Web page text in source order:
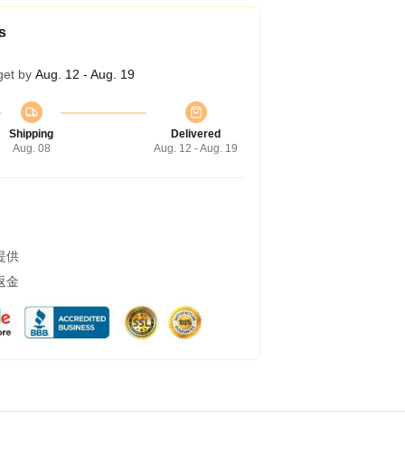
by Aug. 12 - Aug. 19
Shipping
Aug. 08
Delivered
Aug. 12 - Aug. 19
供
金